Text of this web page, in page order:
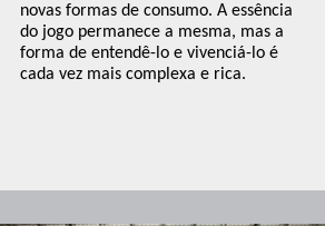
novas formas de consumo. A essência
do jogo permanece a mesma, mas a
forma de entendê-lo e vivenciá-lo é
cada vez mais complexa e rica.